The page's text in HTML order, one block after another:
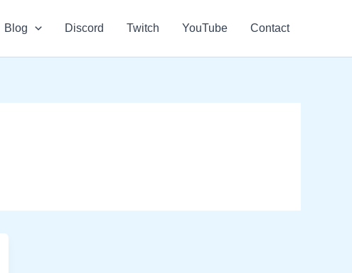
Blog Discord Twitch YouTube Contact